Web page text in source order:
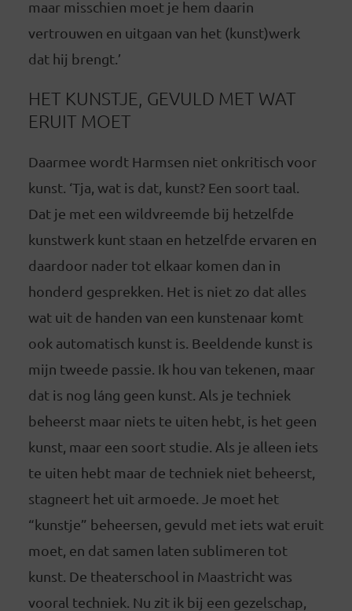
maar misschien moet je hem daarin
vertrouwen en uitgaan van het (kunst)werk
dat hij brengt.’
HET KUNSTJE, GEVULD MET WAT
ERUIT MOET
Daarmee wordt Harmsen niet onkritisch voor
kunst. ‘Tja, wat is dat, kunst? Een soort taal.
Dat je met een wildvreemde bij hetzelfde
kunstwerk kunt staan en hetzelfde ervaren en
daardoor nader tot elkaar komen dan in
honderd gesprekken. Het is niet zo dat alles
wat uit de handen van een kunstenaar komt
ook automatisch kunst is. Beeldende kunst is
mijn tweede passie. Ik hou van tekenen, maar
dat is nog láng geen kunst. Als je techniek
beheerst maar niets te uiten hebt, is het geen
kunst, maar een soort studie. Als je alleen iets
te uiten hebt maar de techniek niet beheerst,
stagneert het uit armoede. Je moet het
“kunstje” beheersen, gevuld met iets wat eruit
moet, en dat samen laten sublimeren tot
kunst. De theaterschool in Maastricht was
vooral techniek. Nu zit ik bij een gezelschap,